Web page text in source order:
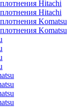
Hitachi
Hitachi
Komatsu
Komatsu